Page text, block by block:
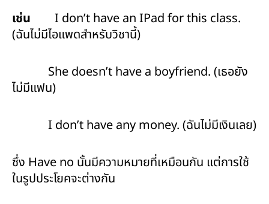
เช่น I don’t have an IPad for this class.
(ฉันไม่มีไอแพดสำหรับวิชานี้)
She doesn’t have a boyfriend. (เธอยัง
ไม่มีแฟน)
I don’t have any money. (ฉันไม่มีเงินเลย)
ซึ่ง Have no นั้นมีความหมายที่เหมือนกัน แต่การใช้
ในรูปประโยคจะต่างกัน